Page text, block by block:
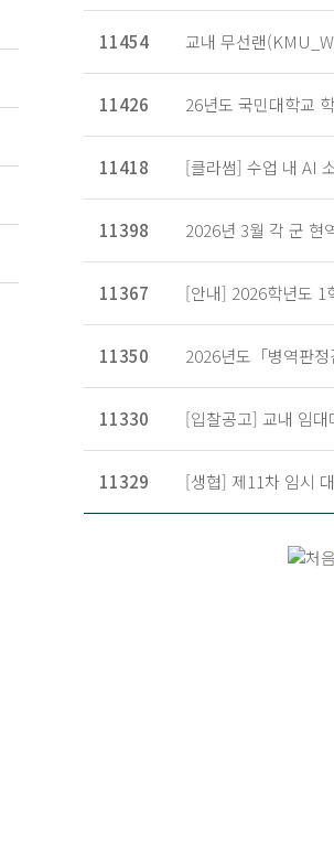
11454 교내 무선랜
11426 26년도 국민대학교
11418 [클라썸] 수업 내 AI
11398 2026년 3월 각 군 현
11367 [안내] 2026학년도 1
11350 2026년도「병역판
11330 [입찰공고] 교내 임
11329 [생협] 제11차 임시